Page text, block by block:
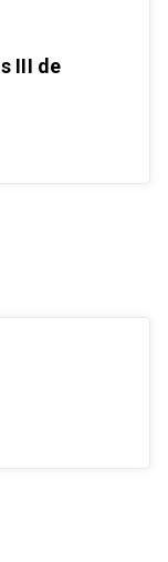
III de